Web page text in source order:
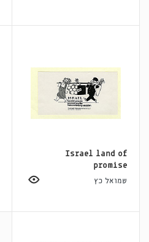
Israel land of
promise
שמואל כץ